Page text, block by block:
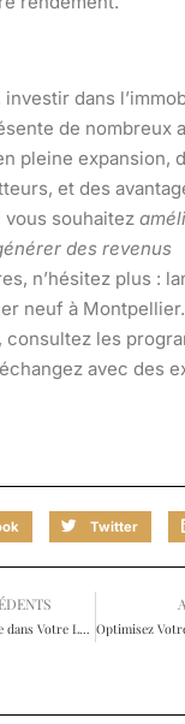
dans
de nombreux
pleine expansion,
et des
souhaitez
des revenus
n’hésitez plus :
neuf à
consultez les
avec des
Twitter
Optimiser l’Énergie dans Votre Logement: Stratégies et Astuces pour Réduire Votre Consommation